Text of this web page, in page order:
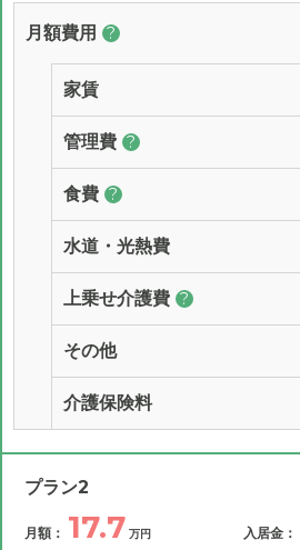
月額費用 ?
家賃
管理費 ?
食費 ?
水道・光熱費
上乗せ介護費 ?
その他
介護保険料
プラン2
月額： 17.7 万円 入居金：